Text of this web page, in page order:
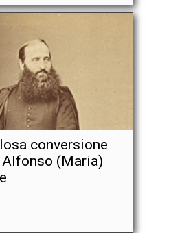
conversione
(Maria)